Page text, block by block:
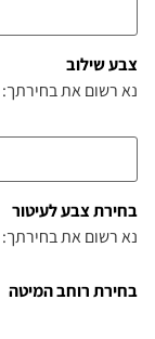
בחירת רוחב המיטה
צבע שילוב
נא רשום את בחירתך:
בחירת צבע לעיטור
נא רשום את בחירתך: